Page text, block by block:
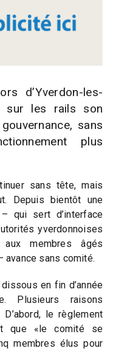
d’Yverdon-les-
sur les rails son
sans
plus
sans tête, mais
Depuis bientôt une
qui sert d’interface
yverdonnoises
membres âgés
avance sans comité.
en fin d’année
Plusieurs raisons
le règlement
que «le comité se
membres élus pour